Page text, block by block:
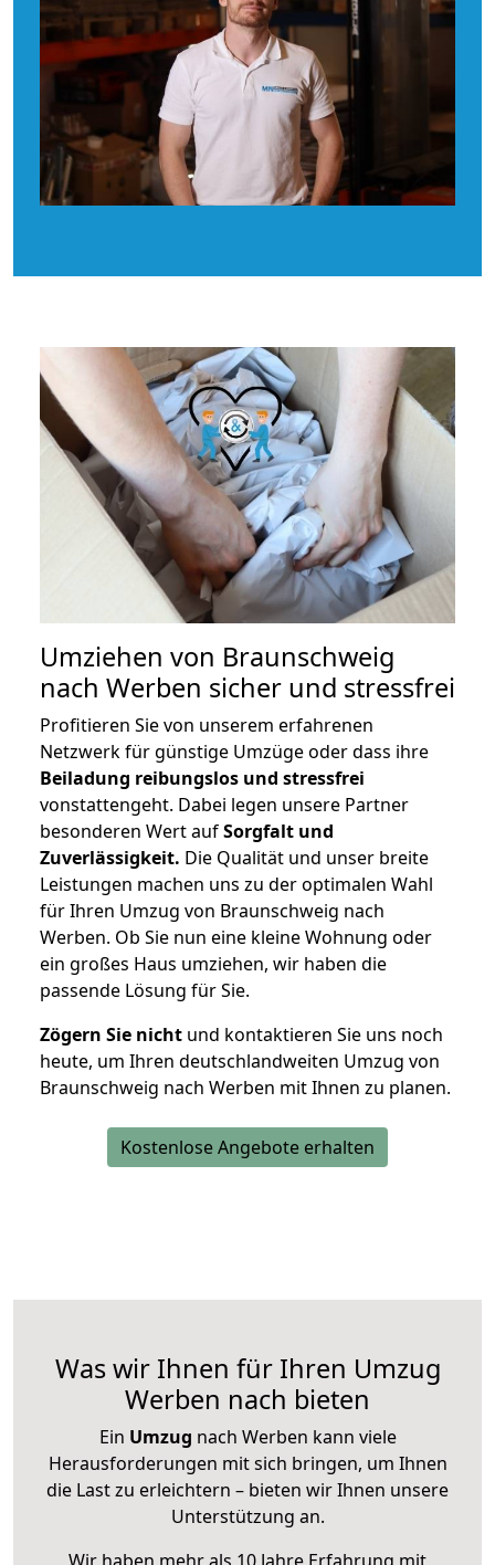
Umziehen von Braunschweig
nach Werben sicher und stressfrei
Profitieren Sie von unserem erfahrenen
Netzwerk für günstige Umzüge oder dass ihre
Beiladung reibungslos und stressfrei
vonstattengeht. Dabei legen unsere Partner
besonderen Wert aufSorgfalt und
Zuverlässigkeit. Die Qualität und unser breite
Leistungen machen uns zu der optimalen Wahl
für Ihren Umzug von Braunschweig nach
Werben. Ob Sie nun eine kleine Wohnung oder
ein großes Haus umziehen, wir haben die
passende Lösung für Sie.
Zögern Sie nicht und kontaktieren Sie uns noch
heute, um Ihren deutschlandweiten Umzug von
Braunschweig nach Werben mit Ihnen zu planen.
Kostenlose Angebote erhalten
Was wir Ihnen für Ihren Umzug
Werben nach bieten
Ein Umzug nach Werben kann viele
Herausforderungen mit sich bringen, um Ihnen
die Last zu erleichtern – bieten wir Ihnen unsere
Unterstützung an.